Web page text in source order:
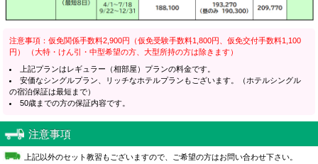
注意事項：仮免関係手数料2,900円（仮免受験手数料1,800円、仮免交付手数料1,100
円） （大特・けん引・中型希望の方、大型所持の方は除きます）
上記プランはレギュラー（相部屋）プランの料金です。
安価なシングルプラン、リッチなホテルプランもございます。（ホテルシングル
の宿泊保証は最短まで）
50歳までの方の保証内容です。
注意事項
上記以外のセット教習もございますので、ご希望の方はお問い合わせ下さい。